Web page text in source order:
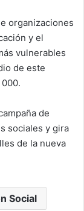
organizaciones
y el
vulnerables
de este
de
sociales y gira
de la nueva
Social